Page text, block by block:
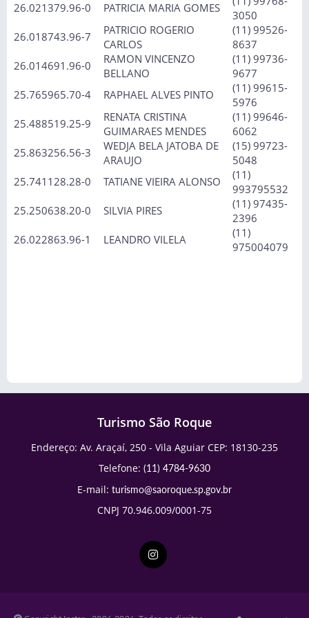
26.021379.96-0 PATRICIA MARIA GOMES
3050
26.018743.96-7
PATRICIO ROGERIO
CARLOS
(11) 99526-
8637
26.014691.96-0
RAMON VINCENZO
BELLANO
(11) 99736-
9677
25.765965.70-4
RAPHAEL ALVES PINTO
(11) 99615-
5976
25.488519.25-9
RENATA CRISTINA
GUIMARAES MENDES
(11) 99646-
6062
25.863256.56-3
WEDJA BELA JATOBA DE
ARAUJO
(15) 99723-
5048
25.741128.28-0
TATIANE VIEIRA ALONSO
(11)
993795532
25.250638.20-0
SILVIA PIRES
(11) 97435-
2396
26.022863.96-1
LEANDRO VILELA
(11)
975004079
Turismo São Roque
Endereço: Av. Araçaí, 250 - Vila Aguiar CEP: 18130-235
Telefone: (11) 4784-9630
E-mail: turismo@saoroque.sp.gov.br
CNPJ 70.946.009/0001-75